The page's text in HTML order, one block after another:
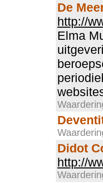
De
http://
Elma
Didot
http://